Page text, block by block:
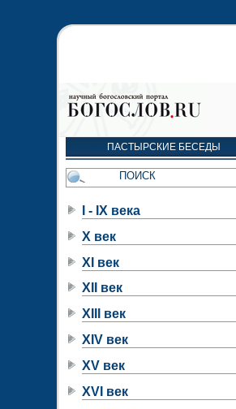
ПАСТЫРСКИЕ БЕСЕДЫ
I - IX века
X век
XI век
XII век
XIII век
XIV век
XV век
XVI век